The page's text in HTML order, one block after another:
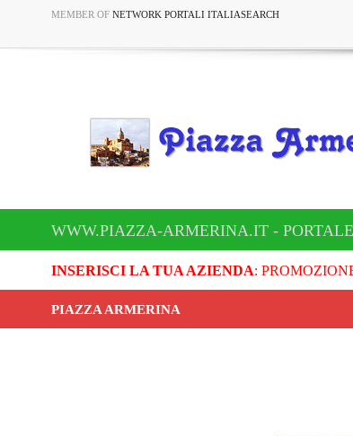
MEMBER OF NETWORK PORTALI ITALIASEARCH
WWW.PIAZZA-ARMERINA.IT -
INSERISCI LA TUA AZIENDA:
PIAZZA ARMERINA